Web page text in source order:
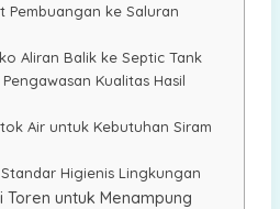
Pembuangan ke Saluran
Aliran Balik ke Septic Tank
Kualitas Hasil
Air untuk Kebutuhan Siram
Higienis Lingkungan
untuk Menampung